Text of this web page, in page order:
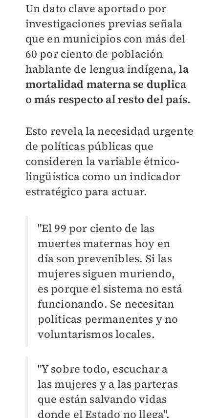
Un dato clave aportado por
investigaciones previas señala
que en municipios con más del
60 por ciento de población
hablante de lengua indígena,la
mortalidad materna se duplica
o más respecto al resto del país.
Esto revela la necesidad urgente
de políticas públicas que
consideren la variable étnico-
lingüística como un indicador
estratégico para actuar.
"El 99 por ciento de las
muertes maternas hoy en
día son prevenibles. Si las
mujeres siguen muriendo,
es porque el sistema no está
funcionando. Se necesitan
políticas permanentes y no
voluntarismos locales.
"Y sobre todo, escuchar a
las mujeres y a las parteras
que están salvando vidas
donde el Estado no llega",